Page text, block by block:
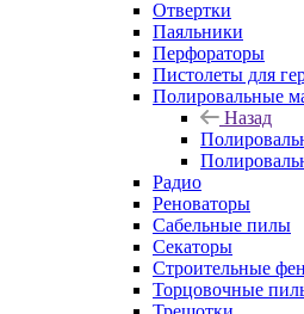
Отвертки
Паяльники
Перфораторы
Пистолеты для
Полировальные
Назад
Радио
Реноваторы
Сабельные пилы
Секаторы
Строительные
Торцовочные